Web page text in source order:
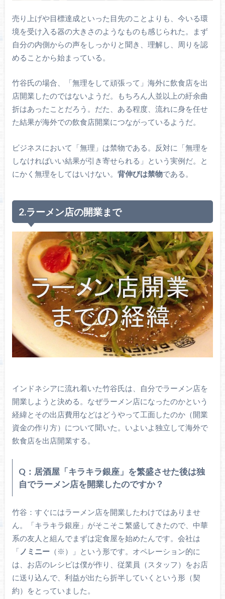
売り上げや目標達成といった目先のことよりも、今いる環
境を受け入る器の大きさのようなものも感じられた。まず
自分の内側からの声をしっかりと聞き、理解し、周りを認
めることから始まっている。
竹谷氏の場合、「無理をして頑張って」海外に飲食店を出
店開業したのではないようだ。もちろん人並以上の紆余曲
折はあったことだろう。だた、ある程度、流れに身を任せ
た結果が海外での飲食店開業につながっているようだ。
ビジネスにおいて「無理」は禁物である。反対に「無理を
しなければいい結果が引き寄せられる」という実例だ。と
にかく無理をしてはいけない。 背伸びは禁物である。
2.ラーメン店の開業まで
インドネシアに流れ着いた竹谷氏は、自分でラーメン店を
開業しようと決める。なぜラーメン店になったのかという
経緯とその出店費用などはどうやって工面したのか（開業
資金の作り方）について聞いた。いよいよ独立して海外で
飲食店を出店開業する。
Q：居酒屋「キラキラ銀座」を繁盛させた後は独
自でラーメン店を開業したのですか？
竹谷：すぐにはラーメン店を開業したわけではありませ
ん。「キラキラ銀座」がそこそこ繁盛してきたので、中華
系の友人と組んでまずは定食屋を始めたんです。会社は
「 ノミニー（※）」という形です。オペレーション的に
は、お店のレシピは僕が作り、従業員（スタッフ）をお店
に送り込んで、利益が出たら折半していくという形（契
約）をとっていました。